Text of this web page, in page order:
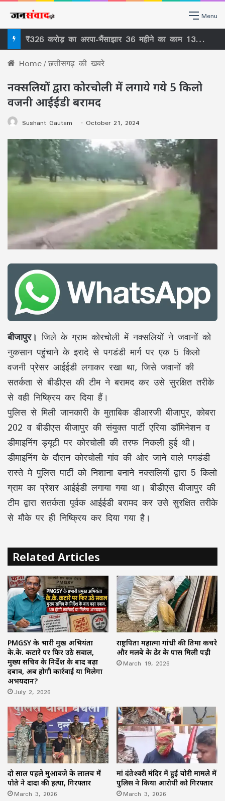
Menu
सिकासार से सिर्फ कानूनी बाधा नहीं हटी, वर्षों पुराने ‘ठेकेदारी तंत्र’ पर भी खड़ा हुआ बड़ा सवाल
Home/छत्तीसगढ़ की खबरे
नक्सलियों द्वारा कोरचोली में लगाये गये 5 किलो
वजनी आईईडी बरामद
Sushant Gautam October 21, 2024
बीजापुर। जिले के ग्राम कोरचोली में नक्सलियों ने जवानों को
नुकसान पहुंचाने के इरादे से पगडंडी मार्ग पर एक 5 किलो
वजनी प्रेसर आईईडी लगाकर रखा था, जिसे जवानों की
सतर्कता से बीडीएस की टीम ने बरामद कर उसे सुरक्षित तरीके
से वही निष्क्रिय कर दिया हैं।
पुलिस से मिली जानकारी के मुताबिक डीआरजी बीजापुर, कोबरा
202 व बीडीएस बीजापुर की संयुक्त पार्टी एरिया डॉमिनेशन व
डीमाइनिंग ड्यूटी पर कोरचोली की तरफ निकली हुई थी।
डीमाइनिंग के दौरान कोरचोली गांव की ओर जाने वाले पगडंडी
रास्ते मे पुलिस पार्टी को निशाना बनाने नक्सलियों द्वारा 5 किलो
ग्राम का प्रेशर आईईडी लगाया गया था। बीडीएस बीजापुर की
टीम द्वारा सतर्कता पूर्वक आईईडी बरामद कर उसे सुरक्षित तरीके
से मौके पर ही निष्क्रिय कर दिया गया है।
Related Articles
PMGSY के प्रभारी प्रमुख अभियंता
के.के. कटारे पर फिर उठे सवाल,
मुख्य सचिव के निर्देश के बाद बढ़ा
दबाव, अब होगी कार्रवाई या मिलेगा
अभयदान?
July 2, 2026
राष्ट्रपिता महात्मा गांधी की प्रतिमा कचरे
और मलबे के ढेर के पास मिली पड़ी
March 19, 2026
दो साल पहले मुआवजे के लालच में
पोते ने दादा की हत्या, गिरफ्तार
March 3, 2026
मां दंतेश्वरी मंदिर में हुई चोरी मामले में
पुलिस ने किया आरोपी को गिरफ्तार
March 3, 2026